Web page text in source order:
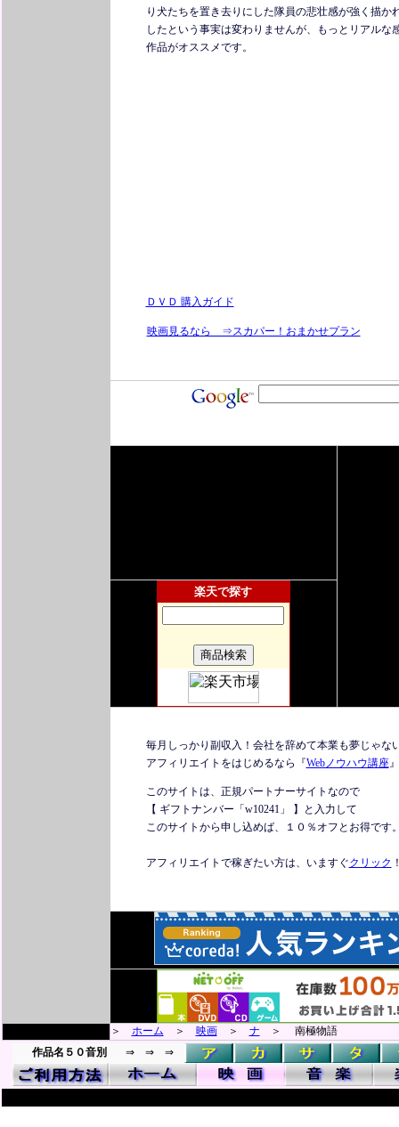
り犬たちを置き去りにした隊員の悲壮感が強く描か
したという事実は変わりませんが、もっとリアルな
作品がオススメです。
ＤＶＤ 購入ガイド
映画見るなら ⇒スカパー！おまかせプラン
楽天で探す
毎月しっかり副収入！会社を辞めて本業も夢じゃな
アフィリエイトをはじめるなら『Webノウハウ講座』
このサイトは、正規パートナーサイトなので
【 ギフトナンバー「w10241」 】と入力して
このサイトから申し込めば、１０％オフとお得です
アフィリエイトで稼ぎたい方は、いますぐクリック
＞ ホーム ＞ 映画＞ ナ ＞ 南極物語
作品名５０音別
⇒ ⇒ ⇒